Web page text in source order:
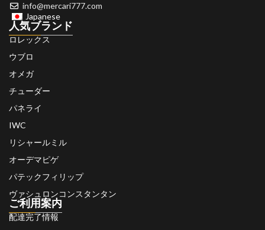
info@mercari777.com
Japanese
人気ブランド
ロレックス
ウブロ
オメガ
チューダー
パネライ
IWC
リシャールミル
オーデマピゲ
パテックフィリップ
ヴァシュロンコンスタンタン
ご利用案内
配達完了情報